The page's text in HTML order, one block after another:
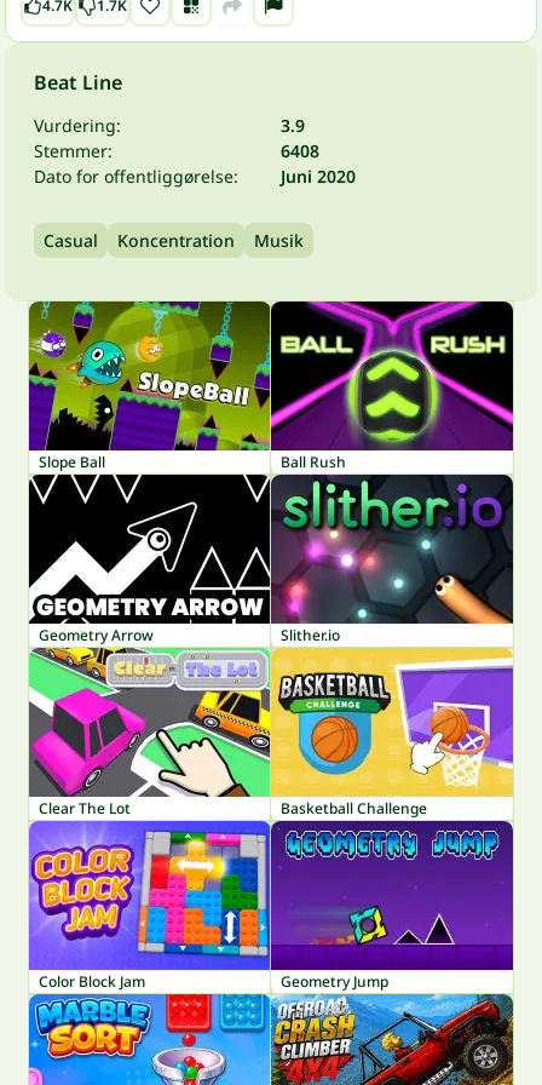
4.7K 1.7K
Beat Line
Vurdering:
3.9
Stemmer:
6408
Dato for offentliggørelse:
Juni 2020
Casual Koncentration Musik
Slope Ball Ball Rush
Geometry Arrow Slither.io
Clear The Lot Basketball Challenge
Color Block Jam Geometry Jump